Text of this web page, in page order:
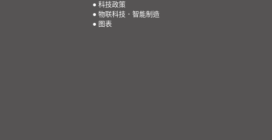
● 科技政策
● 物联科技．智能制造
● 图表